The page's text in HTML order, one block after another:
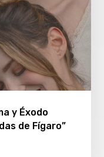
y Éxodo
de Fígaro”